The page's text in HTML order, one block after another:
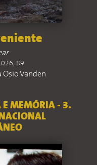
89
Osio Vanden
E MEMÓRIA - 3.